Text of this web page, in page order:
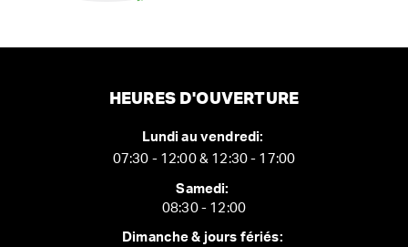
HEURES D'OUVERTURE
Lundi au vendredi:
07:30 - 12:00 & 12:30 - 17:00
Samedi:
08:30 - 12:00
Dimanche & jours fériés: